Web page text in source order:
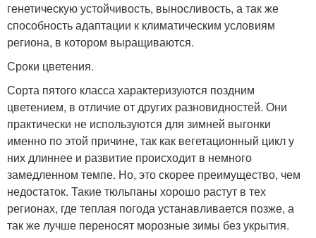
генетическую устойчивость, выносливость, а так же
способность адаптации к климатическим условиям
региона, в котором выращиваются.
Сроки цветения.
Сорта пятого класса характеризуются поздним
цветением, в отличие от других разновидностей. Они
практически не используются для зимней выгонки
именно по этой причине, так как вегетационный цикл у
них длиннее и развитие происходит в немного
замедленном темпе. Но, это скорее преимущество, чем
недостаток. Такие тюльпаны хорошо растут в тех
регионах, где теплая погода устанавливается позже, а
так же лучше переносят морозные зимы без укрытия.